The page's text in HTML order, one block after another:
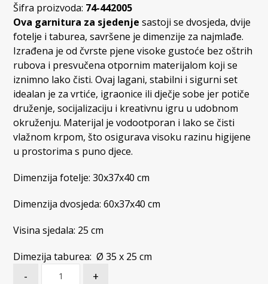
Šifra proizvoda: 74-442005
Ova garnitura za sjedenje sastoji se dvosjeda, dvije
fotelje i taburea, savršene je dimenzije za najmlađe.
Izrađena je od čvrste pjene visoke gustoće bez oštrih
rubova i presvučena otpornim materijalom koji se
iznimno lako čisti. Ovaj lagani, stabilni i sigurni set
idealan je za vrtiće, igraonice ili dječje sobe jer potiče
druženje, socijalizaciju i kreativnu igru u udobnom
okruženju. Materijal je vodootporan i lako se čisti
vlažnom krpom, što osigurava visoku razinu higijene
u prostorima s puno djece.
Dimenzija fotelje: 30x37x40 cm
Dimenzija dvosjeda: 60x37x40 cm
Visina sjedala: 25 cm
Dimezija taburea: Ø 35 x 25 cm
- +